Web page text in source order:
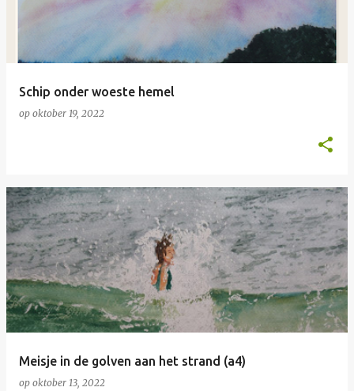
Schip onder woeste hemel
op oktober 19, 2022
Meisje in de golven aan het strand (a4)
op oktober 13, 2022